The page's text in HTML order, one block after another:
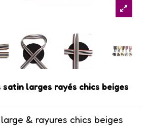
satin larges rayés chics beiges
& rayures chics beiges